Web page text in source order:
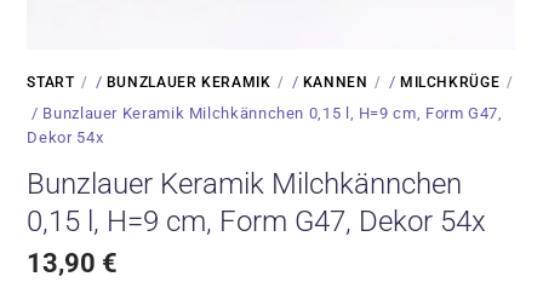
START / BUNZLAUER KERAMIK / KANNEN / MILCHKRÜGE
/ Bunzlauer Keramik Milchkännchen 0,15 l, H=9 cm, Form G47,
Dekor 54x
Bunzlauer Keramik Milchkännchen
0,15 l, H=9 cm, Form G47, Dekor 54x
13,90 €